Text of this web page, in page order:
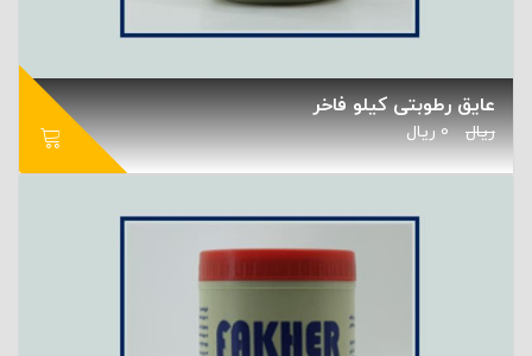
عایق رطوبتی کیلو فاخر
ریال 0 ریال